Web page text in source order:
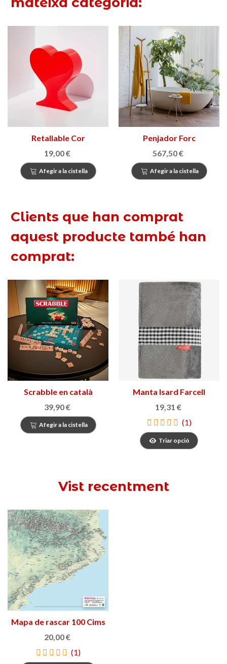
Retallable Cor
19,00 €
Afegir a la cistella
Penjador Forc
567,50 €
Afegir a la cistella
Clients que han comprat
aquest producte també han
comprat:
Scrabble en català
39,90 €
Afegir a la cistella
Manta Isard Farcell
19,31 €
(1)
Triar opció
Vist recentment
Mapa de rascar 100 Cims
20,00 €
(1)